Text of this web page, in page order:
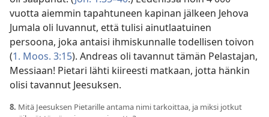
vuotta aiemmin tapahtuneen kapinan jälkeen Jehova
Jumala oli luvannut, että tulisi ainutlaatuinen
persoona, joka antaisi ihmiskunnalle todellisen toivon
(1. Moos. 3:15). Andreas oli tavannut tämän Pelastajan,
Messiaan! Pietari lähti kiireesti matkaan, jotta hänkin
olisi tavannut Jeesuksen.
8. Mitä Jeesuksen Pietarille antama nimi tarkoittaa, ja miksi jotkut